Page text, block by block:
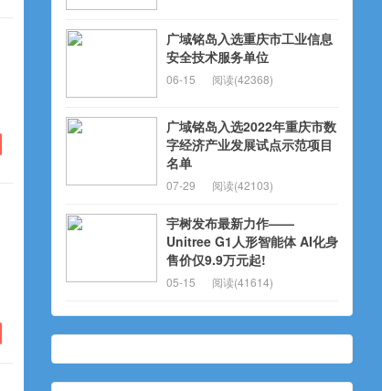
广域铭岛入选重庆市工业信息
安全技术服务单位
06-15 阅读(42368)
广域铭岛入选2022年重庆市数
字经济产业发展试点示范项目
名单
07-29 阅读(42103)
宇树发布最新力作——
Unitree G1人形智能体 AI化身
售价仅9.9万元起!
05-15 阅读(41614)